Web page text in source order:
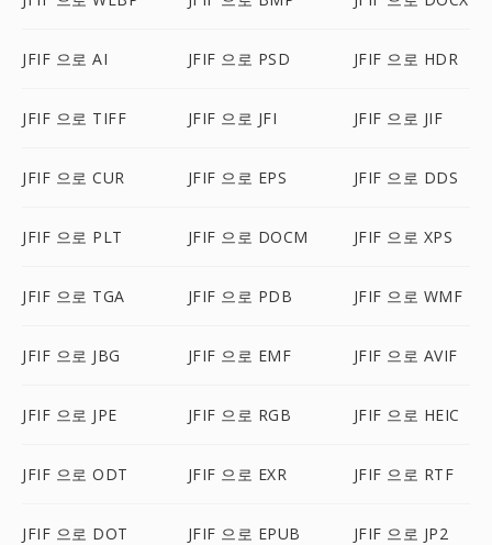
JFIF 으로 AI JFIF 으로 PSD JFIF 으로 HDR
JFIF 으로 TIFF JFIF 으로 JFI JFIF 으로 JIF
JFIF 으로 CUR JFIF 으로 EPS JFIF 으로 DDS
JFIF 으로 PLT JFIF 으로 DOCM JFIF 으로 XPS
JFIF 으로 TGA JFIF 으로 PDB JFIF 으로 WMF
JFIF 으로 JBG JFIF 으로 EMF JFIF 으로 AVIF
JFIF 으로 JPE JFIF 으로 RGB JFIF 으로 HEIC
JFIF 으로 ODT JFIF 으로 EXR JFIF 으로 RTF
JFIF 으로 DOT JFIF 으로 EPUB JFIF 으로 JP2